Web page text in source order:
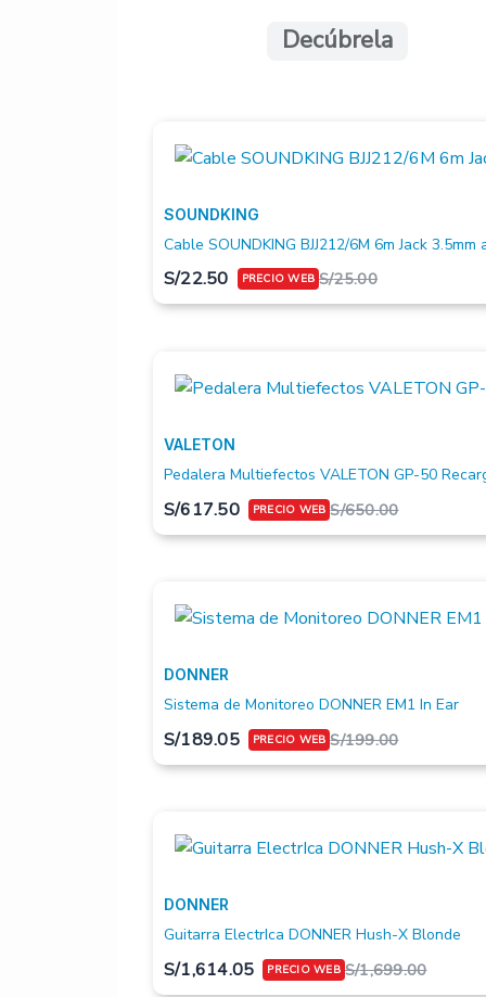
Decúbrela
SOUNDKING
Cable SOUNDKING BJJ212/6M 6m Jack 3.5mm
S/25.00
S/22.50
VALETON
Pedalera Multiefectos VALETON GP-50
S/650.00
S/617.50
DONNER
Sistema de Monitoreo DONNER EM1 In Ear
S/199.00
S/189.05
DONNER
Guitarra ElectrIca DONNER Hush-X Blonde
S/1,699.00
S/1,614.05